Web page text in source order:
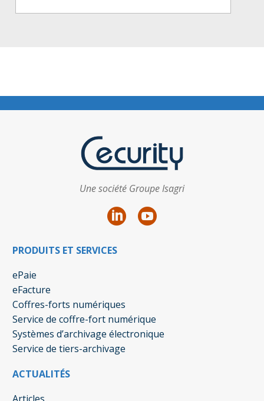
Une société Groupe Isagri
PRODUITS ET SERVICES
ePaie
eFacture
Coffres-forts numériques
Service de coffre-fort numérique
Systèmes d’archivage électronique
Service de tiers-archivage
ACTUALITÉS